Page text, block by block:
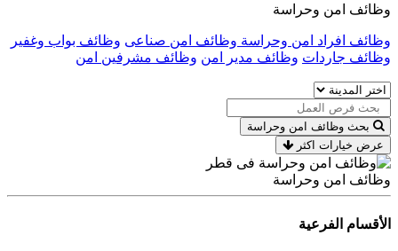
وظائف امن وحراسة
وظائف افراد امن وحراسة وظائف امن صناعى وظائف بواب وغفير
وظائف جاردات وظائف مدير امن وظائف مشرفين امن
بحث وظائف امن وحراسة
عرض خيارات اكثر
وظائف امن وحراسة
الأقسام الفرعية